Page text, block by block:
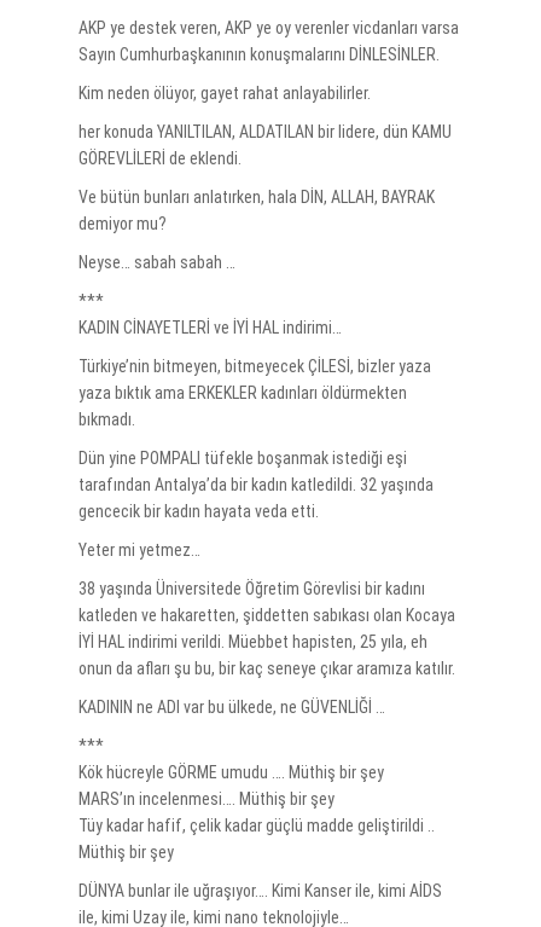
AKP ye destek veren, AKP ye oy verenler vicdanları varsa
Sayın Cumhurbaşkanının konuşmalarını DİNLESİNLER.
Kim neden ölüyor, gayet rahat anlayabilirler.
her konuda YANILTILAN, ALDATILAN bir lidere, dün KAMU
GÖREVLİLERİ de eklendi.
Ve bütün bunları anlatırken, hala DİN, ALLAH, BAYRAK
demiyor mu?
Neyse… sabah sabah …
***
KADIN CİNAYETLERİ ve İYİ HAL indirimi…
Türkiye’nin bitmeyen, bitmeyecek ÇİLESİ, bizler yaza
yaza bıktık ama ERKEKLER kadınları öldürmekten
bıkmadı.
Dün yine POMPALI tüfekle boşanmak istediği eşi
tarafından Antalya’da bir kadın katledildi. 32 yaşında
gencecik bir kadın hayata veda etti.
Yeter mi yetmez…
38 yaşında Üniversitede Öğretim Görevlisi bir kadını
katleden ve hakaretten, şiddetten sabıkası olan Kocaya
İYİ HAL indirimi verildi. Müebbet hapisten, 25 yıla, eh
onun da afları şu bu, bir kaç seneye çıkar aramıza katılır.
KADININ ne ADI var bu ülkede, ne GÜVENLİĞİ …
***
Kök hücreyle GÖRME umudu …. Müthiş bir şey
MARS’ın incelenmesi…. Müthiş bir şey
Tüy kadar hafif, çelik kadar güçlü madde geliştirildi ..
Müthiş bir şey
DÜNYA bunlar ile uğraşıyor…. Kimi Kanser ile, kimi AİDS
ile, kimi Uzay ile, kimi nano teknolojiyle…